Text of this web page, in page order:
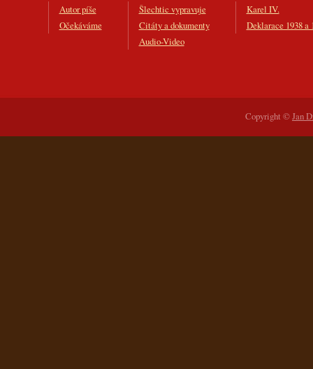
Autor píše
Očekáváme
Šlechtic vypravuje
Citáty a dokumenty
Audio-Video
Karel IV.
Deklarace 1938 a
Copyright ©Jan